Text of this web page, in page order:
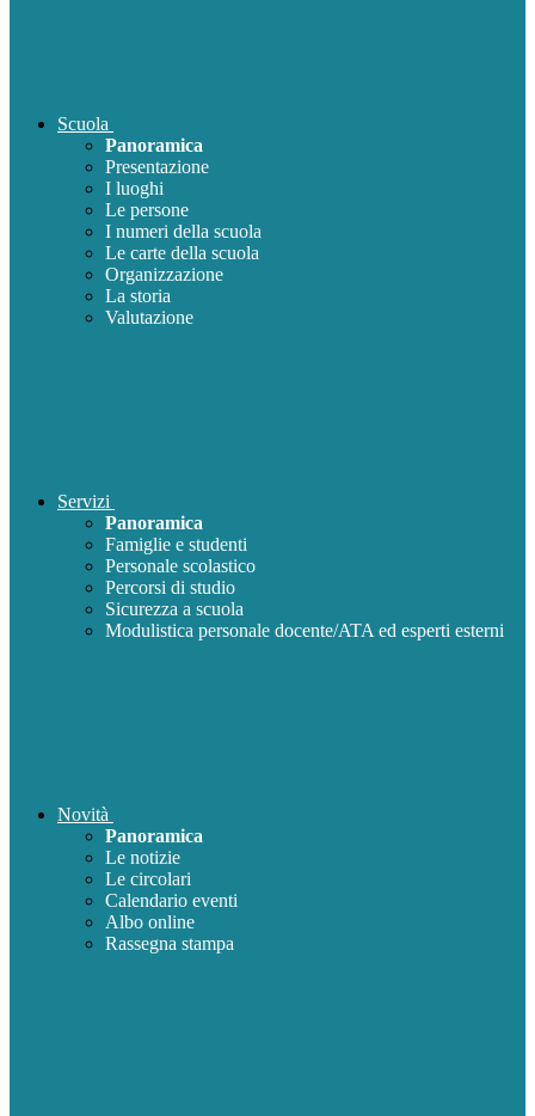
Scuola
Panoramica
Presentazione
I luoghi
Le persone
I numeri della scuola
Le carte della scuola
Organizzazione
La storia
Valutazione
Servizi
Panoramica
Famiglie e studenti
Personale scolastico
Percorsi di studio
Sicurezza a scuola
Modulistica personale docente/ATA ed esperti esterni
Novità
Panoramica
Le notizie
Le circolari
Calendario eventi
Albo online
Rassegna stampa